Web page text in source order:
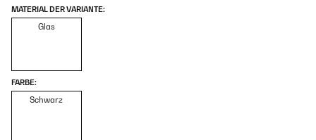
MATERIAL DER VARIANTE:
Glas
FARBE:
Schwarz